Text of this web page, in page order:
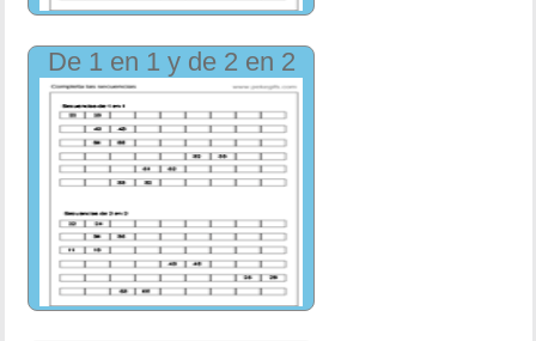
De 1 en 1 y de 2 en 2